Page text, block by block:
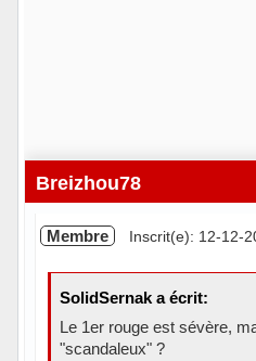
Breizhou78
Membre Inscrit(e): 12-12-
SolidSernak a écrit:
Le 1er rouge est sévère,
"scandaleux" ?